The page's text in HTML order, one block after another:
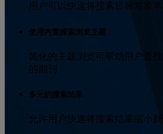
用户可以快速将搜索目标对准
使用内置搜索浏览主题
简化的主题浏览可帮助用户查
的期刊
多元的搜索结果
允许用户快速将搜索结果缩小到